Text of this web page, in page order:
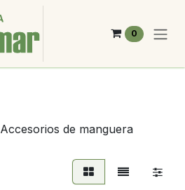
0
Accesorios de manguera